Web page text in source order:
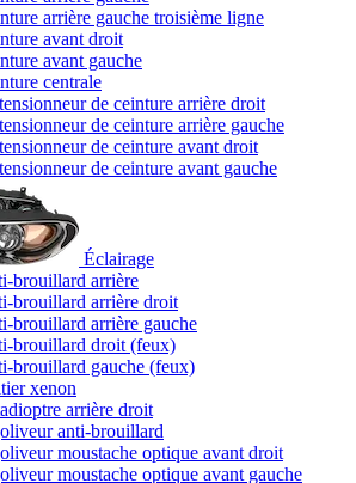
arrière gauche troisième ligne
avant droit
avant gauche
centrale
de ceinture arrière droit
de ceinture arrière gauche
de ceinture avant droit
de ceinture avant gauche
Éclairage
brouillard arrière
brouillard arrière droit
brouillard arrière gauche
brouillard droit (feux)
brouillard gauche (feux)
xenon
arrière droit
anti-brouillard
moustache optique avant droit
moustache optique avant gauche